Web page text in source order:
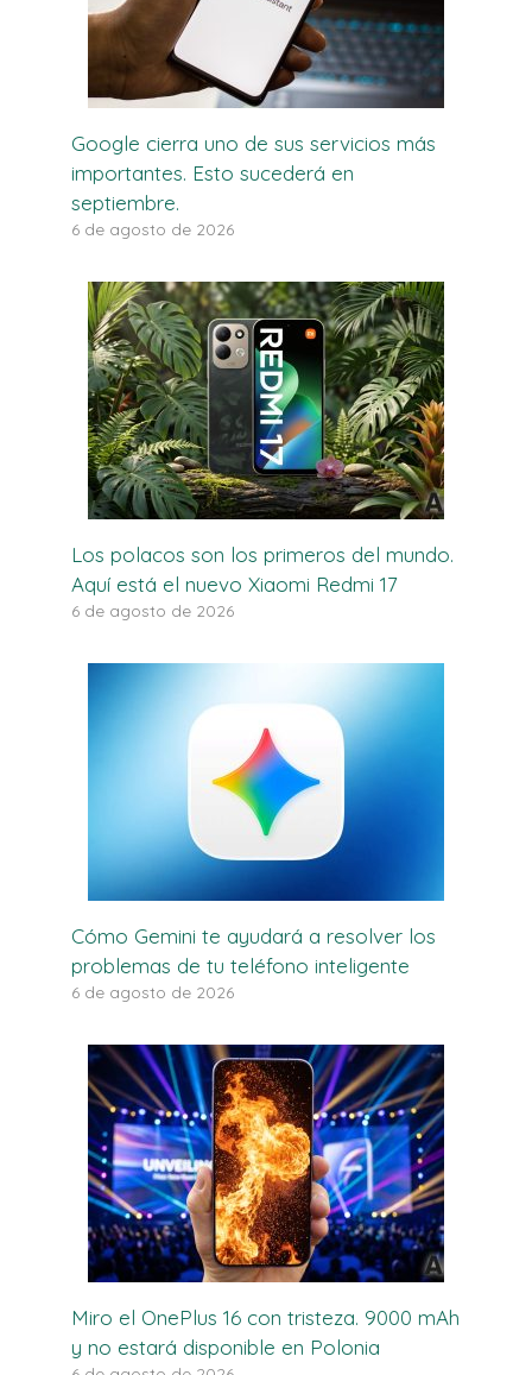
Google cierra uno de sus servicios más
importantes. Esto sucederá en
septiembre.
6 de agosto de 2026
Los polacos son los primeros del mundo.
Aquí está el nuevo Xiaomi Redmi 17
6 de agosto de 2026
Cómo Gemini te ayudará a resolver los
problemas de tu teléfono inteligente
6 de agosto de 2026
Miro el OnePlus 16 con tristeza. 9000 mAh
y no estará disponible en Polonia